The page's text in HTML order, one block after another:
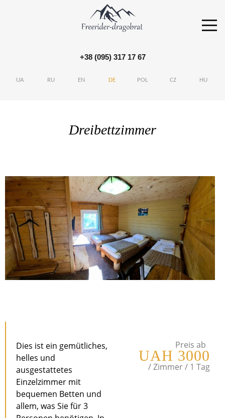
+38 (095) 317 17 67
UA RU EN DE POL CZ HU
Dreibettzimmer
Dies ist ein gemütliches,
helles und
ausgestattetes
Einzelzimmer mit
bequemen Betten und
allem, was Sie für 3
Preis ab
UAH 3000
/ Zimmer / 1 Tag